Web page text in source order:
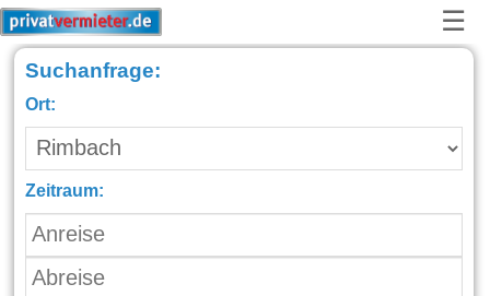
☰
Suchanfrage:
Ort:
Zeitraum: